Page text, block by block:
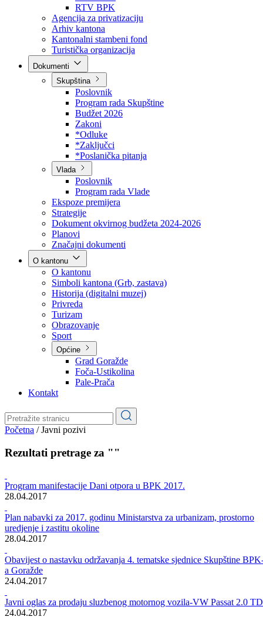
Direkcija za šumarstvo
Javna preduzeća
BPK šume
RTV BPK
Agencija za privatizaciju
Arhiv kantona
Kantonalni stambeni fond
Turistička organizacija
Skupština
Poslovnik
Program rada Skupštine
Budžet 2026
Zakoni
*Odluke
*Zaključci
*Poslanička pitanja
Vlada
Poslovnik
Program rada Vlade
Ekspoze premijera
Strategije
Dokument okvirnog budžeta 2024-2026
Planovi
Značajni dokumenti
O kantonu
O kantonu
Simboli kantona (Grb, zastava)
Historija (digitalni muzej)
Privreda
Turizam
Obrazovanje
Općine
Pale-Prača
Kontakt
Javni pozivi
Rezultati pretrage za ""